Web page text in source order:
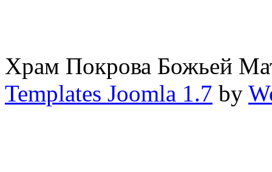
Храм Покрова Божьей
Templates Joomla 1.7 by